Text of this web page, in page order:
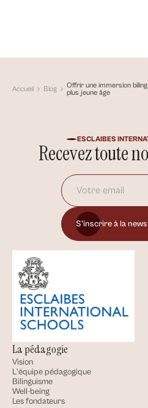
Accueil Blog
Offrir une immersion
plus jeune âge
ESCLAIBES
Recevez toute
S’inscrire à la
La pédagogie
Vision
L'équipe pédagogique
Bilinguisme
Well-being
Les fondateurs